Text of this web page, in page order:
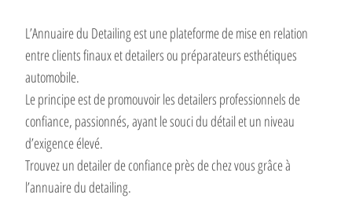
L’Annuaire du Detailing est une plateforme de mise en relation
entre clients finaux et detailers ou préparateurs esthétiques
automobile.
Le principe est de promouvoir les detailers professionnels de
confiance, passionnés, ayant le souci du détail et un niveau
d’exigence élevé.
Trouvez un detailer de confiance près de chez vous grâce à
l’annuaire du detailing.